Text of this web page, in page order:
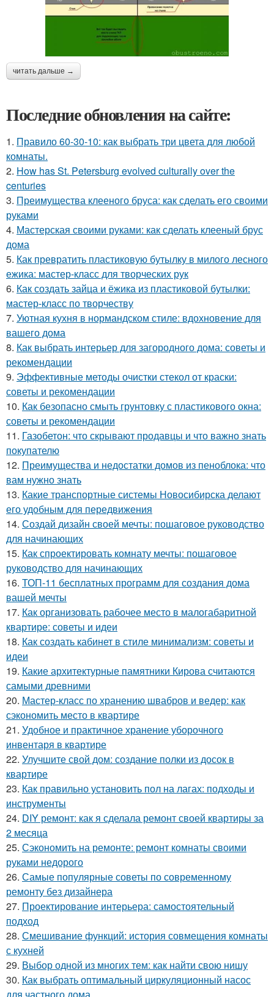
читать дальше →
Последние обновления на сайте:
1. Правило 60-30-10: как выбрать три цвета для любой
комнаты.
2. How has St. Petersburg evolved culturally over the
centuries
3. Преимущества клееного бруса: как сделать его своими
руками
4. Мастерская своими руками: как сделать клееный брус
дома
5. Как превратить пластиковую бутылку в милого лесного
ежика: мастер-класс для творческих рук
6. Как создать зайца и ёжика из пластиковой бутылки:
мастер-класс по творчеству
7. Уютная кухня в нормандском стиле: вдохновение для
вашего дома
8. Как выбрать интерьер для загородного дома: советы и
рекомендации
9. Эффективные методы очистки стекол от краски:
советы и рекомендации
10. Как безопасно смыть грунтовку с пластикового окна:
советы и рекомендации
11. Газобетон: что скрывают продавцы и что важно знать
покупателю
12. Преимущества и недостатки домов из пеноблока: что
вам нужно знать
13. Какие транспортные системы Новосибирска делают
его удобным для передвижения
14. Создай дизайн своей мечты: пошаговое руководство
для начинающих
15. Как спроектировать комнату мечты: пошаговое
руководство для начинающих
16. ТОП-11 бесплатных программ для создания дома
вашей мечты
17. Как организовать рабочее место в малогабаритной
квартире: советы и идеи
18. Как создать кабинет в стиле минимализм: советы и
идеи
19. Какие архитектурные памятники Кирова считаются
самыми древними
20. Мастер-класс по хранению швабров и ведер: как
сэкономить место в квартире
21. Удобное и практичное хранение уборочного
инвентаря в квартире
22. Улучшите свой дом: создание полки из досок в
квартире
23. Как правильно установить пол на лагах: подходы и
инструменты
24. DIY ремонт: как я сделала ремонт своей квартиры за
2 месяца
25. Сэкономить на ремонте: ремонт комнаты своими
руками недорого
26. Самые популярные советы по современному
ремонту без дизайнера
27. Проектирование интерьера: самостоятельный
подход
28. Смешивание функций: история совмещения комнаты
с кухней
29. Выбор одной из многих тем: как найти свою нишу
30. Как выбрать оптимальный циркуляционный насос